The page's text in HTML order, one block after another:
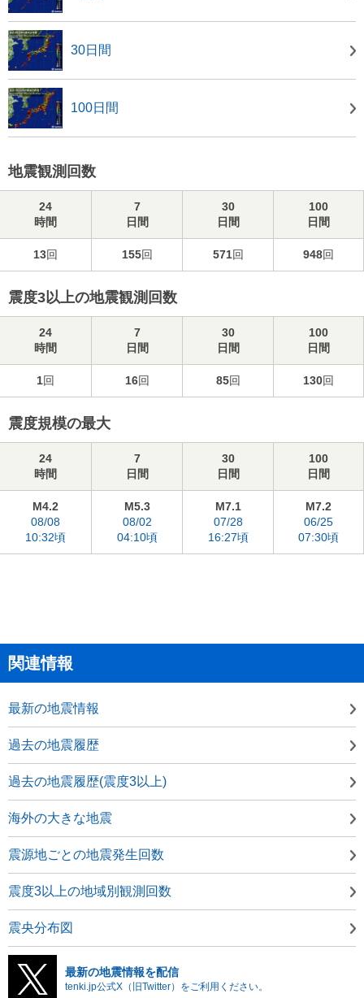
30日間
100日間
地震観測回数
24
時間
7
日間
30
日間
100
日間
13回 155回 571回 948回
震度3以上の地震観測回数
24
時間
7
日間
30
日間
100
日間
1回 16回 85回 130回
震度規模の最大
24
時間
7
日間
30
日間
100
日間
M4.2
08/08
10:32頃
M5.3
08/02
04:10頃
M7.1
07/28
16:27頃
M7.2
06/25
07:30頃
関連情報
最新の地震情報
過去の地震履歴
過去の地震履歴(震度3以上)
海外の大きな地震
震源地ごとの地震発生回数
震度3以上の地域別観測回数
震央分布図
最新の地震情報を配信
tenki.jp公式X（旧Twitter）をご利用ください。